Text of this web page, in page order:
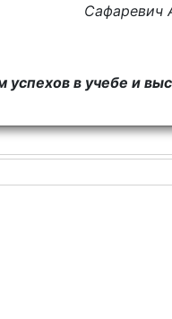
Сафаревич
в учебе и